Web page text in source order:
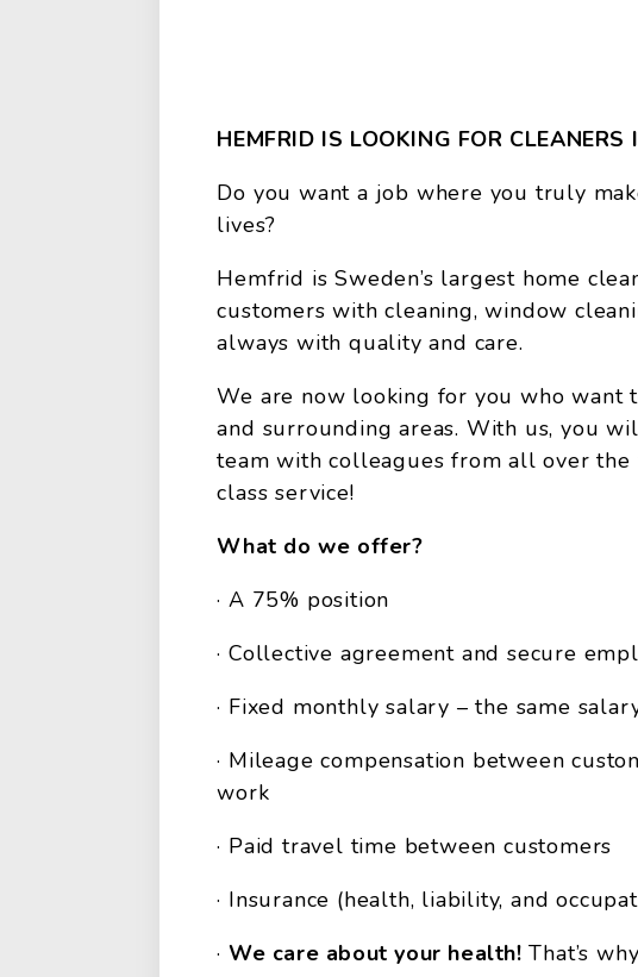
HEMFRID IS LOOKING FOR
Do you want a job where you truly
lives?
Hemfrid is Sweden’s largest home
customers with cleaning, window
always with quality and care.
We are now looking for you who want
and surrounding areas. With us, you
team with colleagues from all over
class service!
What do we offer?
· A 75% position
· Collective agreement and secure
· Fixed monthly salary – the same
· Mileage compensation between
work
· Paid travel time between customers
· Insurance (health, liability, and
·We care about your health! That’s